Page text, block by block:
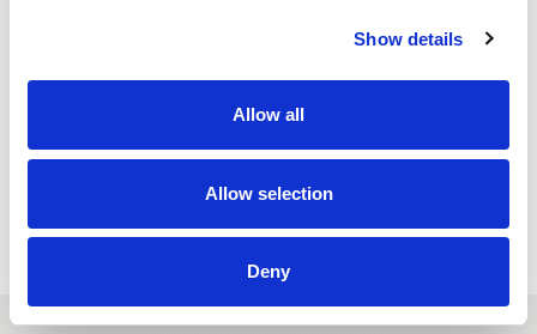
Show details
Allow all
Allow selection
Deny
cours ou les engagements existants auprès des clients.
Pour plus d’informations sur le groupe de marques RTS,
www.rtstextiles.com
NOUVELLES